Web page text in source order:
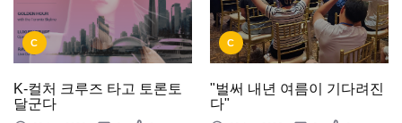
C
K-컬처 크루즈 타고 토론토
달군다
C
"벌써 내년 여름이 기다려진
다"